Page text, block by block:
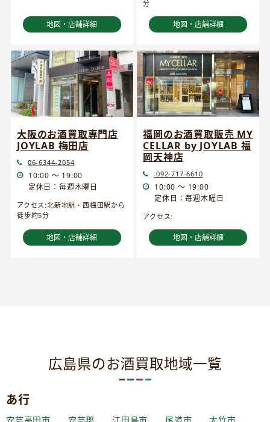
地図・店舗詳細
分
地図・店舗詳細
大阪のお酒買取専門店
JOYLAB 梅田店
06-6344-2054
10:00 ～ 19:00
定休日：毎週木曜日
アクセス:北新地駅・西梅田駅から
徒歩約5分
地図・店舗詳細
福岡のお酒買取販売 MY
CELLAR by JOYLAB 福
岡天神店
092-717-6610
10:00 ～ 19:00
定休日：毎週木曜日
アクセス:
地図・店舗詳細
広島県のお酒買取地域一覧
あ行